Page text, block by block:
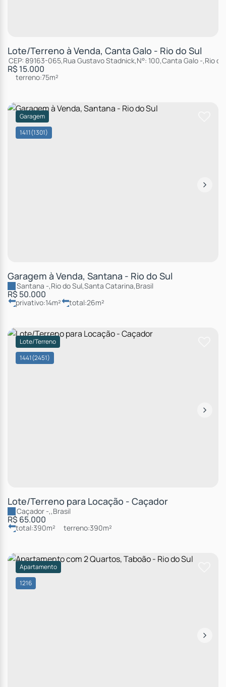
Lote/Terreno à Venda, Canta Galo - Rio do Sul
R$ 15.000
CEP: 89163-065,Rua Gustavo Stadnick,N°: 100,Canta Galo ,Rio
terreno:75m²
1411(1301)
Garagem
Garagem à Venda, Santana - Rio do Sul
R$ 50.000
Santana ,Rio do Sul,Santa Catarina,Brasil
privativo:14m² total:26m²
1441(2451)
Lote/Terreno
Lote/Terreno para Locação - Caçador
R$ 65.000
Caçador ,,Brasil
total:390m² terreno:390m²
1216
Apartamento